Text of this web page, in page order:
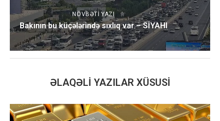
NÖVBƏTI YAZI
Bakının bu küçələrində sıxlıq var – SİYAHI
ƏLAQƏLI YAZILAR XÜSUSI